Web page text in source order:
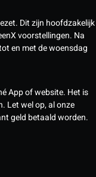
Dit zijn hoofdzakelijk
voorstellingen. Na
en met de woensdag
App of website. Het is
Let wel op, al onze
geld betaald worden.